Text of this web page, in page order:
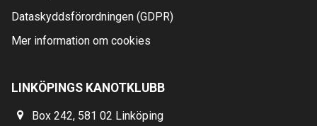
Dataskyddsförordningen (GDPR)
Mer information om cookies
LINKÖPINGS KANOTKLUBB
Box 242, 581 02 Linköping